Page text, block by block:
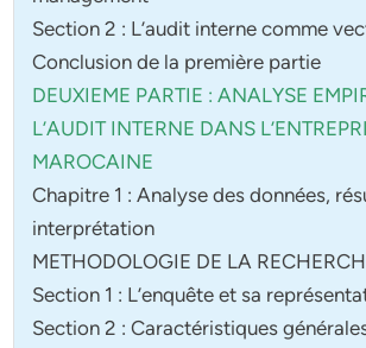
Section 2 : L’audit interne comme
Conclusion de la première partie
DEUXIEME PARTIE : ANALYSE
L’AUDIT INTERNE DANS
MAROCAINE
Chapitre 1 : Analyse des données,
interprétation
METHODOLOGIE DE LA
Section 1 : L’enquête et sa
Section 2 : Caractéristiques